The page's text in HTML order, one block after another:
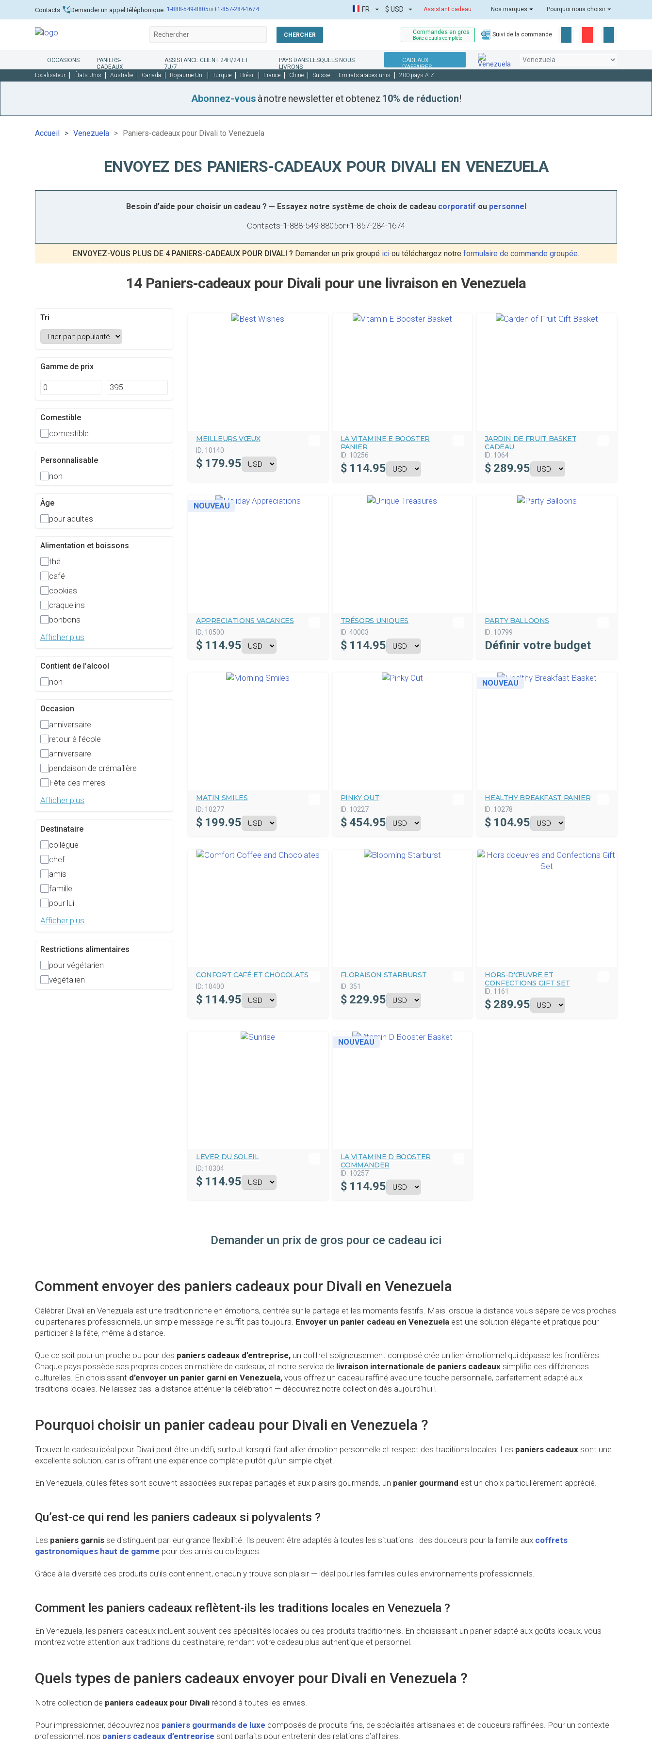
Contacts Demander un appel téléphonique 1-888-549-8805or+1-857-284-1674 Assistant cadeau Nos marques Pourquoi nous choisir
FR $ USD
CHERCHER Commandes en gros
Boîte à outils complète
Suivi de la commande
OCCASIONS
PANIERS-
CADEAUX
ASSISTANCE CLIENT 24H/24 ET
7J/7
PAYS DANS LESQUELS NOUS
LIVRONS
CADEAUX
D’AFFAIRES
Localisateur
États-Unis Australie Canada Royaume-Uni Turquie Brésil France Chine Suisse Emirats-arabes-unis 200 pays A-Z
Abonnez-vous à notre newsletter et obtenez 10% de réduction!
Accueil Venezuela Paniers-cadeaux pour Divali to Venezuela
ENVOYEZ DES PANIERS-CADEAUX POUR DIVALI EN VENEZUELA
Besoin d’aide pour choisir un cadeau ? — Essayez notre système de choix de cadeau corporatif ou personnel
Contacts-1-888-549-8805or+1-857-284-1674
ENVOYEZ-VOUS PLUS DE 4 PANIERS-CADEAUX POUR DIVALI ? Demander un prix groupé ici ou téléchargez notre formulaire de commande groupée.
14 Paniers-cadeaux pour Divali pour une livraison en Venezuela
Tri
Gamme de prix
Comestible
comestible
Personnalisable
non
Âge
pour adultes
Alimentation et boissons
thé
café
cookies
craquelins
bonbons
Afficher plus
Contient de l’alcool
non
Occasion
anniversaire
retour à l'école
anniversaire
pendaison de crémaillère
Fête des mères
Afficher plus
Destinataire
collègue
chef
amis
famille
pour lui
Afficher plus
Restrictions alimentaires
pour végétarien
végétalien
MEILLEURS VŒUX
ID: 10140
$ 179.95
LA VITAMINE E BOOSTER
PANIER
ID: 10256
$ 114.95
JARDIN DE FRUIT BASKET
CADEAU
ID: 1064
$ 289.95
NOUVEAU
APPRECIATIONS VACANCES
ID: 10500
$ 114.95
TRÉSORS UNIQUES
ID: 40003
$ 114.95
PARTY BALLOONS
ID: 10799
Définir votre budget
MATIN SMILES
ID: 10277
$ 199.95
PINKY OUT
ID: 10227
$ 454.95
NOUVEAU
HEALTHY BREAKFAST PANIER
ID: 10278
$ 104.95
CONFORT CAFÉ ET CHOCOLATS
ID: 10400
$ 114.95
FLORAISON STARBURST
ID: 351
$ 229.95
HORS-D'ŒUVRE ET
CONFECTIONS GIFT SET
ID: 1161
$ 289.95
LEVER DU SOLEIL
ID: 10304
$ 114.95
NOUVEAU
LA VITAMINE D BOOSTER
COMMANDER
ID: 10257
$ 114.95
Demander un prix de gros pour ce cadeau ici
Comment envoyer des paniers cadeaux pour Divali en Venezuela
Célébrer Divali en Venezuela est une tradition riche en émotions, centrée sur le partage et les moments festifs. Mais lorsque la distance vous sépare de vos proches
ou partenaires professionnels, un simple message ne suffit pas toujours. Envoyer un panier cadeau en Venezuela est une solution élégante et pratique pour
participer à la fête, même à distance.
Que ce soit pour un proche ou pour des paniers cadeaux d’entreprise, un coffret soigneusement composé crée un lien émotionnel qui dépasse les frontières.
Chaque pays possède ses propres codes en matière de cadeaux, et notre service de livraison internationale de paniers cadeaux simplifie ces différences
culturelles. En choisissant d’envoyer un panier garni en Venezuela, vous offrez un cadeau raffiné avec une touche personnelle, parfaitement adapté aux
traditions locales. Ne laissez pas la distance atténuer la célébration — découvrez notre collection dès aujourd’hui !
Pourquoi choisir un panier cadeau pour Divali en Venezuela ?
Trouver le cadeau idéal pour Divali peut être un défi, surtout lorsqu’il faut allier émotion personnelle et respect des traditions locales. Les paniers cadeaux sont une
excellente solution, car ils offrent une expérience complète plutôt qu’un simple objet.
En Venezuela, où les fêtes sont souvent associées aux repas partagés et aux plaisirs gourmands, un panier gourmand est un choix particulièrement apprécié.
Qu’est-ce qui rend les paniers cadeaux si polyvalents ?
Les paniers garnis se distinguent par leur grande flexibilité. Ils peuvent être adaptés à toutes les situations : des douceurs pour la famille aux coffrets
gastronomiques haut de gamme pour des amis ou collègues.
Grâce à la diversité des produits qu’ils contiennent, chacun y trouve son plaisir — idéal pour les familles ou les environnements professionnels.
Comment les paniers cadeaux reflètent-ils les traditions locales en Venezuela ?
En Venezuela, les paniers cadeaux incluent souvent des spécialités locales ou des produits traditionnels. En choisissant un panier adapté aux goûts locaux, vous
montrez votre attention aux traditions du destinataire, rendant votre cadeau plus authentique et personnel.
Quels types de paniers cadeaux envoyer pour Divali en Venezuela ?
Notre collection de paniers cadeaux pour Divali répond à toutes les envies.
Pour impressionner, découvrez nos paniers gourmands de luxe composés de produits fins, de spécialités artisanales et de douceurs raffinées. Pour un contexte
professionnel, nos paniers cadeaux d’entreprise sont parfaits pour entretenir des relations d’affaires.